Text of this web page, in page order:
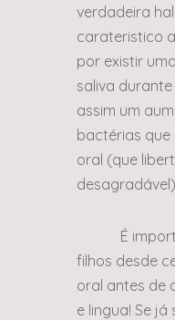
verdadeira
carateristico
por existir
saliva
assim um
bactérias
oral (que
É
filhos desde
oral antes de
e lingua! Se